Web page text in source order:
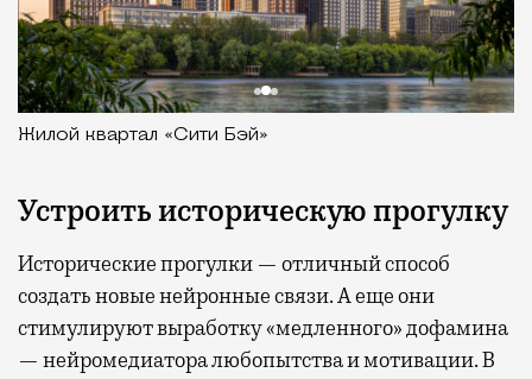
Жилой квартал «Сити Бэй»
Устроить историческую прогулку
Исторические прогулки — отличный способ
создать новые нейронные связи. А еще они
стимулируют выработку «медленного» дофамина
— нейромедиатора любопытства и мотивации. В